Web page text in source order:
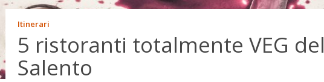
Itinerari
5 ristoranti totalmente VEG del
Salento